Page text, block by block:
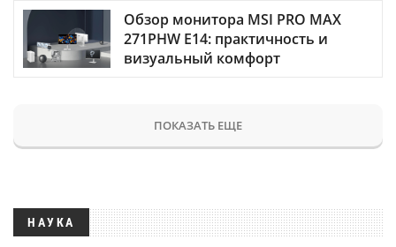
Обзор монитора MSI PRO MAX
271PHW E14: практичность и
визуальный комфорт
ПОКАЗАТЬ ЕЩЕ
НАУКА